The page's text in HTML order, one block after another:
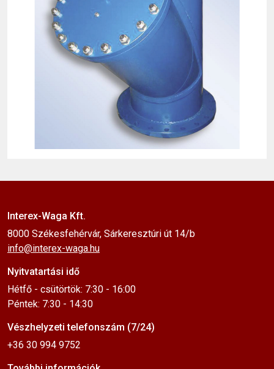
Interex-Waga Kft.
8000 Székesfehérvár, Sárkeresztúri út 14/b
info@interex-waga.hu
Nyitvatartási idő
Hétfő - csütörtök: 7:30 - 16:00
Péntek: 7:30 - 14:30
Vészhelyzeti telefonszám (7/24)
+36 30 994 9752